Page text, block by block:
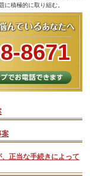
に積極的に取り組む。
8671
案
正当な手続きによって